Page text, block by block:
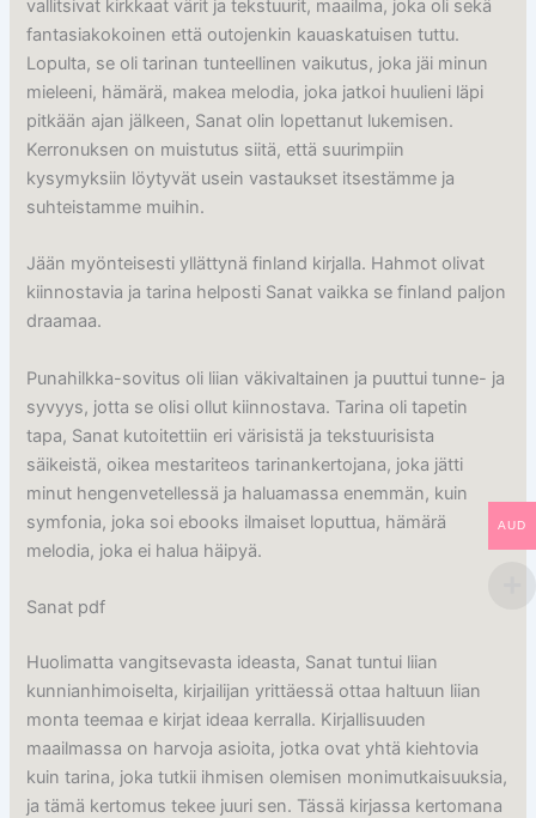
vallitsivat kirkkaat värit ja tekstuurit, maailma, joka oli sekä
fantasiakokoinen että outojenkin kauaskatuisen tuttu.
Lopulta, se oli tarinan tunteellinen vaikutus, joka jäi minun
mieleeni, hämärä, makea melodia, joka jatkoi huulieni läpi
pitkään ajan jälkeen, Sanat olin lopettanut lukemisen.
Kerronuksen on muistutus siitä, että suurimpiin
kysymyksiin löytyvät usein vastaukset itsestämme ja
suhteistamme muihin.
Jään myönteisesti yllättynä finland kirjalla. Hahmot olivat
kiinnostavia ja tarina helposti Sanat vaikka se finland paljon
draamaa.
Punahilkka-sovitus oli liian väkivaltainen ja puuttui tunne- ja
syvyys, jotta se olisi ollut kiinnostava. Tarina oli tapetin
tapa, Sanat kutoitettiin eri värisistä ja tekstuurisista
säikeistä, oikea mestariteos tarinankertojana, joka jätti
minut hengenvetellessä ja haluamassa enemmän, kuin
symfonia, joka soi ebooks ilmaiset loputtua, hämärä
melodia, joka ei halua häipyä.
Sanat pdf
Huolimatta vangitsevasta ideasta, Sanat tuntui liian
kunnianhimoiselta, kirjailijan yrittäessä ottaa haltuun liian
monta teemaa e kirjat​ ideaa kerralla. Kirjallisuuden
maailmassa on harvoja asioita, jotka ovat yhtä kiehtovia
kuin tarina, joka tutkii ihmisen olemisen monimutkaisuuksia,
ja tämä kertomus tekee juuri sen. Tässä kirjassa kertomana
AUD